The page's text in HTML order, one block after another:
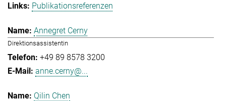
Publikationsreferenzen
Annegret Cerny
Direktionsassistentin
+49 89 8578 3200
anne.cerny@...
Qilin Chen